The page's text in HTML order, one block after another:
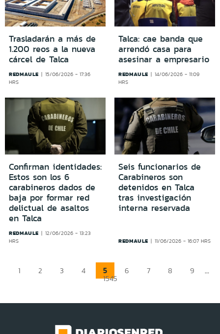
Trasladarán a más de
1.200 reos a la nueva
cárcel de Talca
REDMAULE
15/06/2026 - 17:36
HRS
Talca: cae banda que
arrendó casa para
asesinar a empresario
REDMAULE
14/06/2026 - 11:09
HRS
Confirman identidades:
Estos son los 6
carabineros dados de
baja por formar red
delictual de asaltos
en Talca
REDMAULE
12/06/2026 - 13:23
HRS
Seis funcionarios de
Carabineros son
detenidos en Talca
tras investigación
interna reservada
REDMAULE 11/06/2026 - 16:07 HRS
1 2 3 4 5 6 7 8 9 ...
1545